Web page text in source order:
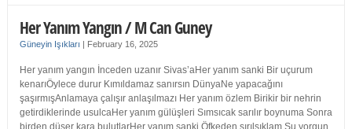
Her Yanım Yangın / M Can Guney
Güneyin Işıkları | February 16, 2025
Her yanım yangın İnceden uzanır Sivas’aHer yanım sanki Bir uçurum
kenarıÖylece durur Kımıldamaz sanırsın DünyaNe yapacağını
şaşırmışAnlamaya çalışır anlaşılmazı Her yanım özlem Birikir bir nehrin
getirdiklerinde usulcaHer yanım gülüşleri Sımsıcak sarılır boynuma Sonra
birden düşer kara bulutlarHer yanım sanki Öfkeden sırılsıklam Şu yorgun